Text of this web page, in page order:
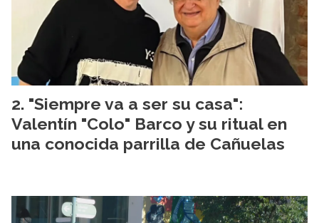
"Siempre va a ser su casa":
Valentín "Colo" Barco y su ritual en
una conocida parrilla de Cañuelas